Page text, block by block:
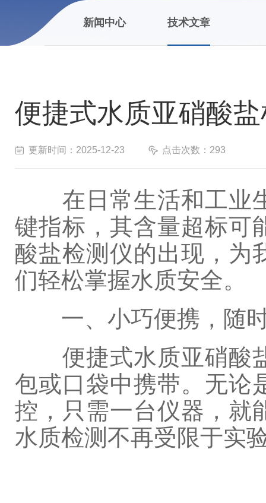
新闻中心 技术文章
便捷式水质亚硝酸
更新时间：2025-12-23 点击次数：293
在日常生活和工业
键指标，其含量超标可
酸盐检测仪的出现，为
们轻松掌握水质安全。
一、小巧便携，随
便捷式水质亚硝酸盐
包或口袋中携带。无论
控，只需一台仪器，就
水质检测不再受限于实